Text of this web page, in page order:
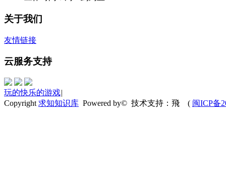
关于我们
友情链接
云服务支持
玩的快乐的游戏|
Copyright 求知知识库 Powered by© 技术支持：飛 ( 闽ICP备